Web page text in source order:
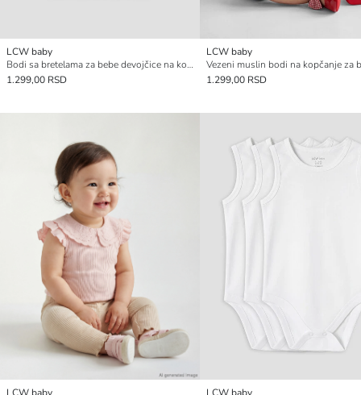
LCW baby
Bodi sa bretelama za bebe devojčice na kopčanje, pakovanje od 3 komada
1.299,00 RSD
LCW baby
1.299,00 RSD
LCW baby LCW baby